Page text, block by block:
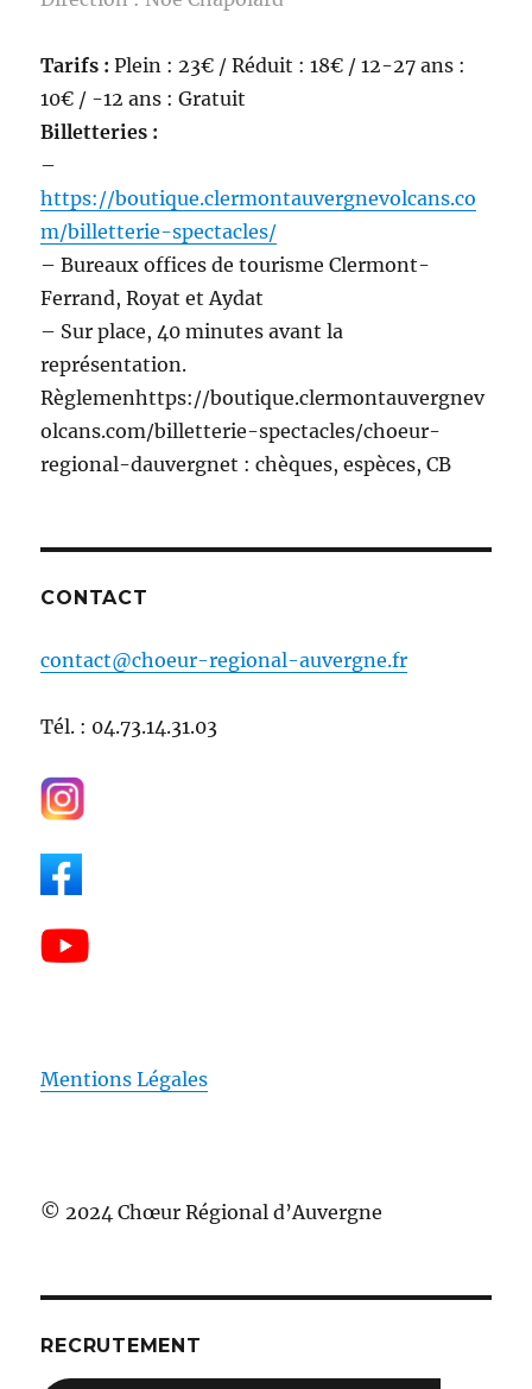
Tarifs : Plein : 23€ / Réduit : 18€ / 12-27 ans :
10€ / -12 ans : Gratuit
Billetteries :
–
https://boutique.clermontauvergnevolcans.co
m/billetterie-spectacles/
– Bureaux offices de tourisme Clermont-
Ferrand, Royat et Aydat
– Sur place, 40 minutes avant la
représentation.
Règlemenhttps://boutique.clermontauvergnev
olcans.com/billetterie-spectacles/choeur-
regional-dauvergnet : chèques, espèces, CB
CONTACT
contact@choeur-regional-auvergne.fr
Tél. : 04.73.14.31.03
Mentions Légales
© 2024 Chœur Régional d’Auvergne
RECRUTEMENT